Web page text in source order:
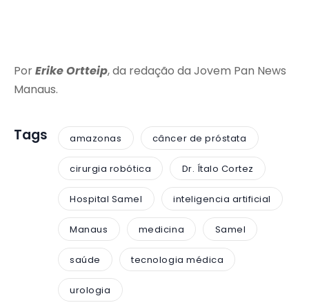
PorErike Ortteip, da redação da Jovem Pan News
Manaus.
Tags amazonas câncer de próstata
cirurgia robótica Dr. Ítalo Cortez
Hospital Samel inteligencia artificial
Manaus medicina Samel
saúde tecnologia médica
urologia